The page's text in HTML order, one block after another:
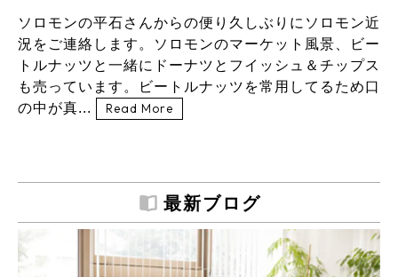
ソロモンの平石さんからの便り久しぶりにソロモン近
況をご連絡します。ソロモンのマーケット風景、ビー
トルナッツと一緒にドーナツとフイッシュ＆チップス
も売っています。ビートルナッツを常用してるため口
の中が真...
Read More
最新ブログ